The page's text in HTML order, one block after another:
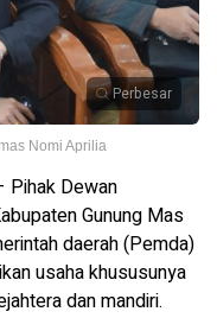
Perbesar
Nomi Aprilia
Dewan
Gunung Mas
daerah (Pemda)
usaha khususunya
dan mandiri.